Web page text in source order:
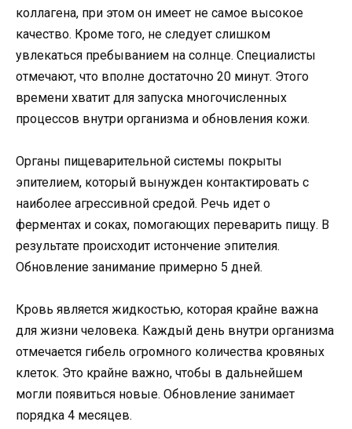
коллагена, при этом он имеет не самое высокое
качество. Кроме того, не следует слишком
увлекаться пребыванием на солнце. Специалисты
отмечают, что вполне достаточно 20 минут. Этого
времени хватит для запуска многочисленных
процессов внутри организма и обновления кожи.
Органы пищеварительной системы покрыты
эпителием, который вынужден контактировать с
наиболее агрессивной средой. Речь идет о
ферментах и соках, помогающих переварить пищу. В
результате происходит истончение эпителия.
Обновление занимание примерно 5 дней.
Кровь является жидкостью, которая крайне важна
для жизни человека. Каждый день внутри организма
отмечается гибель огромного количества кровяных
клеток. Это крайне важно, чтобы в дальнейшем
могли появиться новые. Обновление занимает
порядка 4 месяцев.